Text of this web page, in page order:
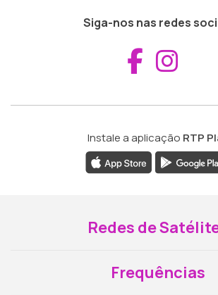
Siga-nos nas redes
Instale a aplicação RTP
Redes de
Frequências